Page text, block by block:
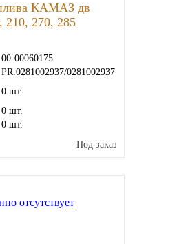
КАМАЗ дв
210, 270, 285
00-00060175
PR.0281002937/0281002937
0 шт.
0 шт.
0 шт.
Под заказ